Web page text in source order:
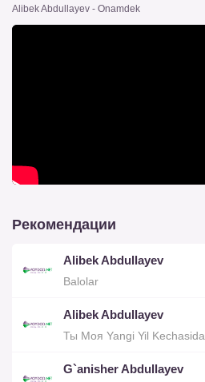
Alibek Abdullayev - Onamdek
Рекомендации
Alibek Abdullayev
Balolar
Alibek Abdullayev
Ты Моя Yangi Yil Kechasida
G`anisher Abdullayev